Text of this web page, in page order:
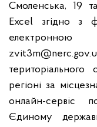
Смоленська, 19
Excel згідно з
регіоні за
онлайн-сервіс
Єдиному